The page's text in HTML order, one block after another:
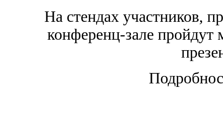
На стендах участников,
конференц-зале пройдут